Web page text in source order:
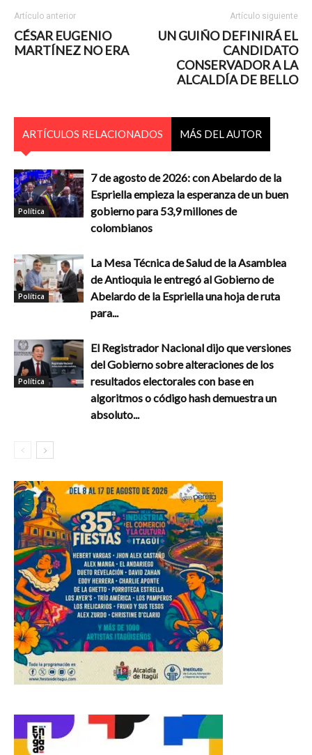
Artículo anterior
CÉSAR EUGENIO
MARTÍNEZ NO ERA
Artículo siguiente
UN GUIÑO DEFINIRÁ EL
CANDIDATO
CONSERVADOR A LA
ALCALDÍA DE BELLO
ARTÍCULOS RELACIONADOS MÁS DEL AUTOR
Política
7 de agosto de 2026: con Abelardo de la
Espriella empieza la esperanza de un buen
gobierno para 53,9 millones de
colombianos
Política
La Mesa Técnica de Salud de la Asamblea
de Antioquia le entregó al Gobierno de
Abelardo de la Espriella una hoja de ruta
para...
Política
El Registrador Nacional dijo que versiones
del Gobierno sobre alteraciones de los
resultados electorales con base en
algoritmos o código hash demuestra un
absoluto...